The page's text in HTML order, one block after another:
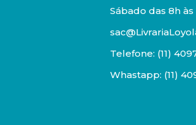
Sábado das 8h às
Telefone: (11)
Whastapp: (11)